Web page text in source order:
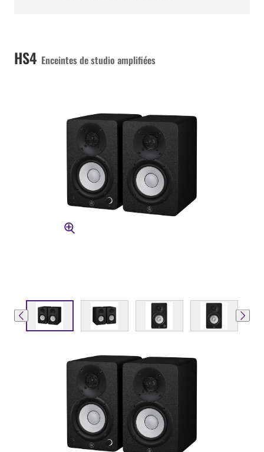
HS4 Enceintes de studio amplifiées